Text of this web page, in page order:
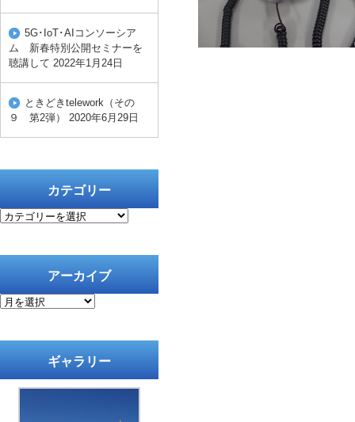
5G･IoT･AIコンソーシア
ム 新春特別公開セミナーを
聴講して 2022年1月24日
ときどきtelework（その
９ 第2弾）
2020年6月29日
カテゴリー
カ
アーカイブ
ア
ギャラリー